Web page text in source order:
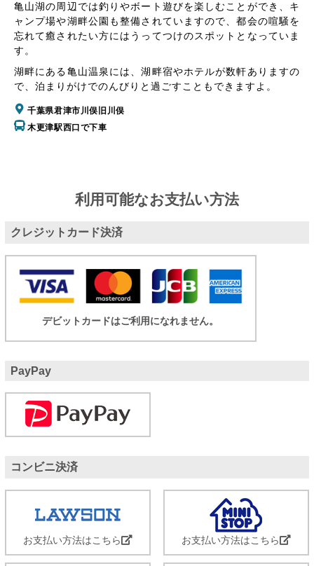
亀山湖の周辺では釣りやボート遊びを楽しむことができ、キ
ャンプ場や湖畔公園も整備されていますので、都会の喧騒を
忘れて癒されたい方にはうってつけのスポットとなっていま
す。
湖畔にある亀山温泉には、湖畔宿やホテルが数軒ありますの
で、泊まりがけでのんびりと過ごすこともできますよ。
千葉県君津市川俣旧川俣
木更津駅西口で下車
利用可能なお支払い方法
クレジットカード決済
デビットカードはご利用になれません。
PayPay
コンビニ決済
お支払い方法はこちら お支払い方法はこちら